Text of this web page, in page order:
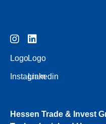
Logo
Instagram
Logo
Linkedin
Hessen Trade & Invest